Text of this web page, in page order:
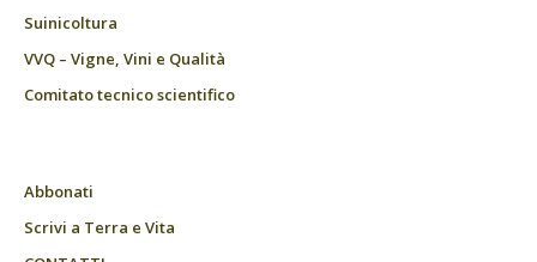
Suinicoltura
VVQ – Vigne, Vini e Qualità
Comitato tecnico scientifico
Abbonati
Scrivi a Terra e Vita